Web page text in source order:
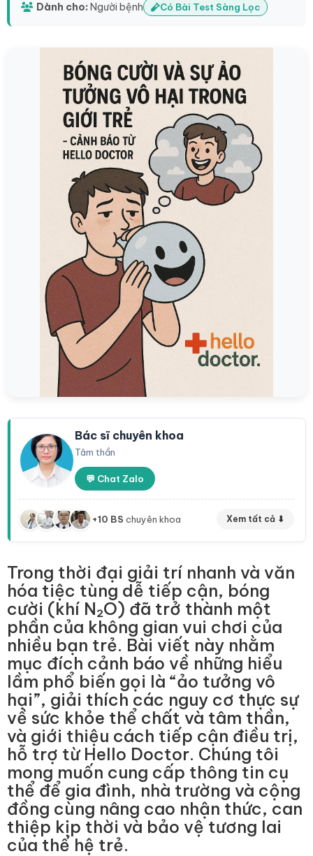
Dành cho: Người bệnh Có Bài Test Sàng Lọc
Bác sĩ chuyên khoa
Tâm thần
💬 Chat Zalo
+10 BS chuyên khoa Xem tất cả ⬇
Trong thời đại giải trí nhanh và văn
hóa tiệc tùng dễ tiếp cận, bóng
cười (khí N₂O) đã trở thành một
phần của không gian vui chơi của
nhiều bạn trẻ. Bài viết này nhằm
mục đích cảnh báo về những hiểu
lầm phổ biến gọi là “ảo tưởng vô
hại”, giải thích các nguy cơ thực sự
về sức khỏe thể chất và tâm thần,
và giới thiệu cách tiếp cận điều trị,
hỗ trợ từ Hello Doctor. Chúng tôi
mong muốn cung cấp thông tin cụ
thể để gia đình, nhà trường và cộng
đồng cùng nâng cao nhận thức, can
thiệp kịp thời và bảo vệ tương lai
của thế hệ trẻ.